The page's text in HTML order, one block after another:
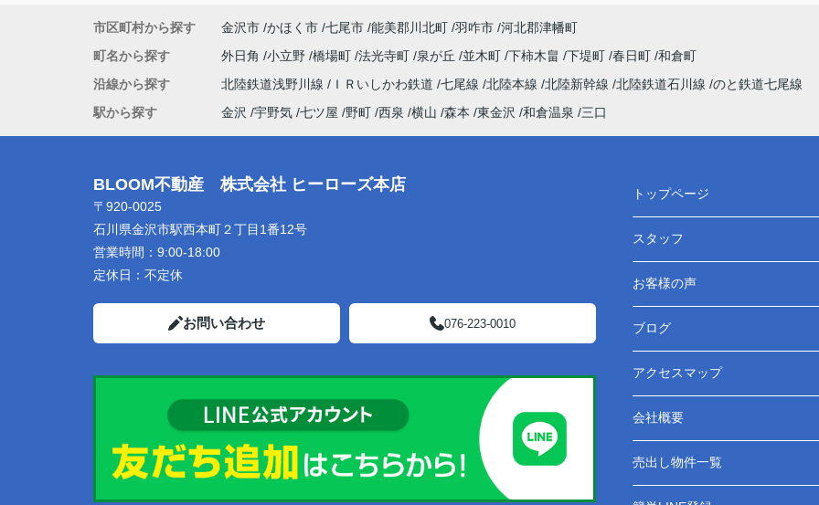
市区町村から探す 金沢市 かほく市 七尾市 能美郡川北町 羽咋市 河北郡津幡町
町名から探す
外日角 小立野 橋場町 法光寺町 泉が丘 並木町 下柿木畠 下堤町 春日町 和倉町
沿線から探す
北陸鉄道浅野川線 ＩＲいしかわ鉄道 七尾線 北陸本線 北陸新幹線 北陸鉄道石川線 のと鉄道七尾線
駅から探す
金沢 宇野気 七ツ屋 野町 西泉 横山 森本 東金沢 和倉温泉 三口
BLOOM不動産 株式会社 ヒーローズ本店
〒920-0025
石川県金沢市駅西本町２丁目1番12号
営業時間： 9:00-18:00
定休日： 不定休
お問い合わせ 076-223-0010
トップページ
スタッフ
お客様の声
ブログ
アクセスマップ
会社概要
売出し物件一覧